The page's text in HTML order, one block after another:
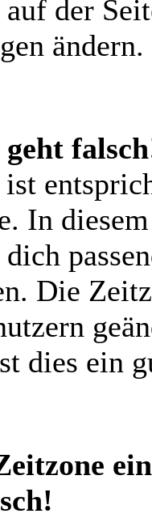
der
ändern.
In
Die
dies ein